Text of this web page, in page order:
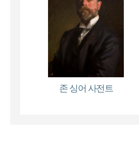
존 싱어 사전트